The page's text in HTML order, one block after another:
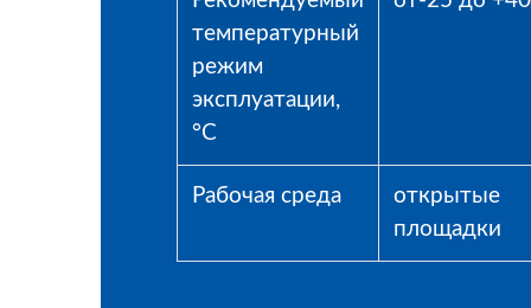
температурный
режим
эксплуатации,
°С
Рабочая среда
открытые
площадки